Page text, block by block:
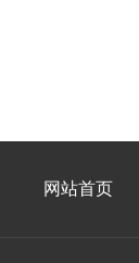
网站首页